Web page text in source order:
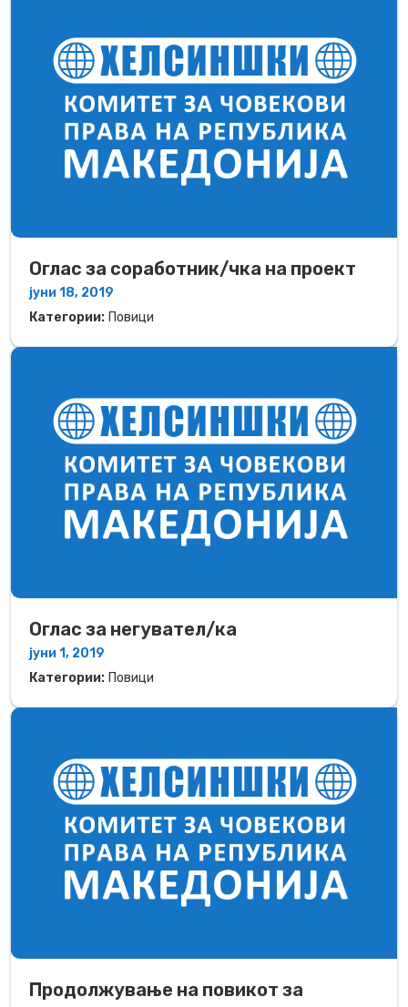
Оглас за соработник/чка на проект
јуни 18, 2019
Категории: Повици
Оглас за негувател/ка
јуни 1, 2019
Категории: Повици
Продолжување на повикот за